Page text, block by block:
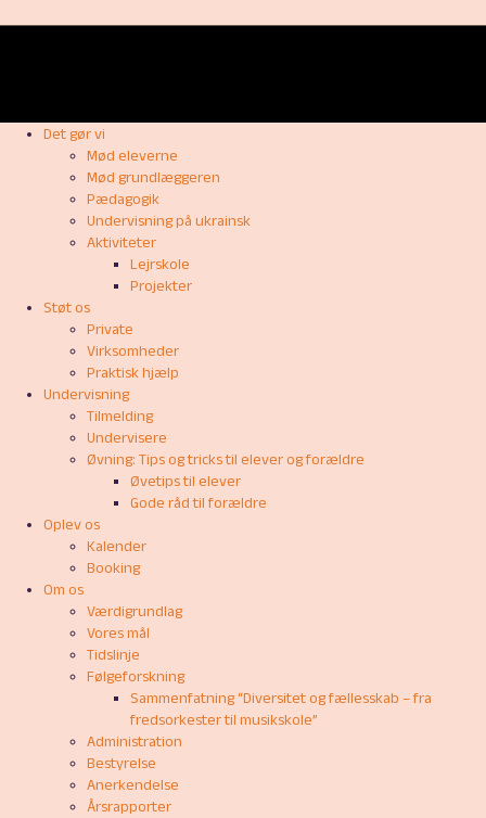
Det gør vi
Mød eleverne
Mød grundlæggeren
Pædagogik
Undervisning på ukrainsk
Aktiviteter
Lejrskole
Projekter
Støt os
Private
Virksomheder
Praktisk hjælp
Undervisning
Tilmelding
Undervisere
Øvning: Tips og tricks til elever og forældre
Øvetips til elever
Gode råd til forældre
Oplev os
Kalender
Booking
Om os
Værdigrundlag
Vores mål
Tidslinje
Følgeforskning
Sammenfatning “Diversitet og fællesskab – fra
fredsorkester til musikskole”
Administration
Bestyrelse
Anerkendelse
Årsrapporter